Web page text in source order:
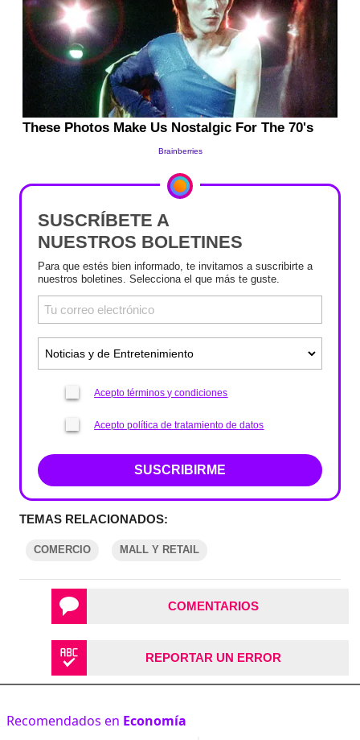
SUSCRÍBETE A
NUESTROS BOLETINES
Para que estés bien informado, te invitamos a suscribirte a
nuestros boletines. Selecciona el que más te guste.
Acepto términos y condiciones
Acepto política de tratamiento de datos
SUSCRIBIRME
TEMAS RELACIONADOS:
COMERCIO MALL Y RETAIL
COMENTARIOS
REPORTAR UN ERROR
Recomendados en Economía